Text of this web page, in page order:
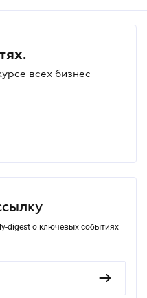
всех бизнес-
digest о ключевых событиях